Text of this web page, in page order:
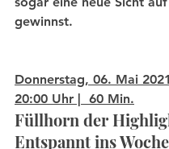
gewinnst.
Donnerstag, 06. Mai
20:00 Uhr |  60 Min.
Füllhorn der
Entspannt ins